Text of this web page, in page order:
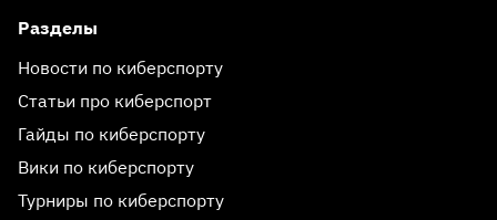
Разделы
Новости по киберспорту
Статьи про киберспорт
Гайды по киберспорту
Вики по киберспорту
Турниры по киберспорту